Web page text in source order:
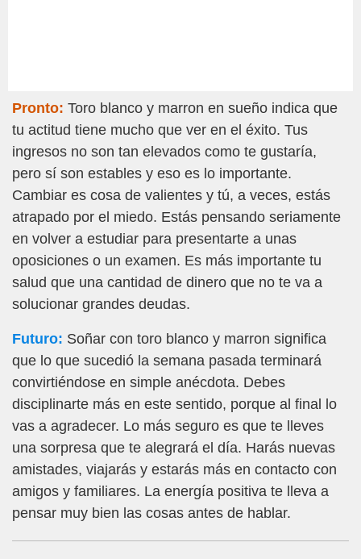
Pronto: Toro blanco y marron en sueño indica que
tu actitud tiene mucho que ver en el éxito. Tus
ingresos no son tan elevados como te gustaría,
pero sí son estables y eso es lo importante.
Cambiar es cosa de valientes y tú, a veces, estás
atrapado por el miedo. Estás pensando seriamente
en volver a estudiar para presentarte a unas
oposiciones o un examen. Es más importante tu
salud que una cantidad de dinero que no te va a
solucionar grandes deudas.
Futuro: Soñar con toro blanco y marron significa
que lo que sucedió la semana pasada terminará
convirtiéndose en simple anécdota. Debes
disciplinarte más en este sentido, porque al final lo
vas a agradecer. Lo más seguro es que te lleves
una sorpresa que te alegrará el día. Harás nuevas
amistades, viajarás y estarás más en contacto con
amigos y familiares. La energía positiva te lleva a
pensar muy bien las cosas antes de hablar.